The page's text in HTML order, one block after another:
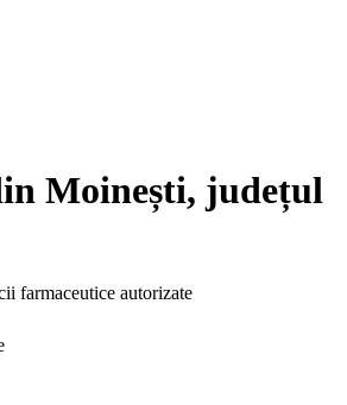
Moinești, județul
farmaceutice autorizate